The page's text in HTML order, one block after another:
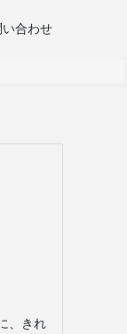
い合わせ
、きれ